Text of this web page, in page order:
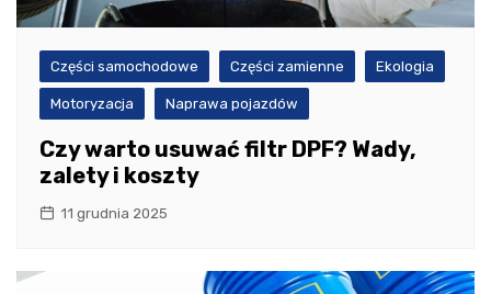
Części samochodowe Części zamienne Ekologia
Motoryzacja Naprawa pojazdów
Czy warto usuwać filtr DPF? Wady,
zalety i koszty
11 grudnia 2025